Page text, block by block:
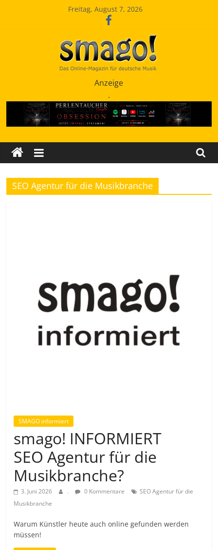
Freitag, August 7, 2026
SchlagerMAGazinOnline
Anzeige
.
SEO Agentur für die Musikbranche
SMAGO informiert
smago! INFORMIERT
SEO Agentur für die
Musikbranche?
3. Juni 2026 . 0 Kommentare
SEO Agentur für die
Musikbranche
Warum Künstler heute auch online gefunden werden
müssen!